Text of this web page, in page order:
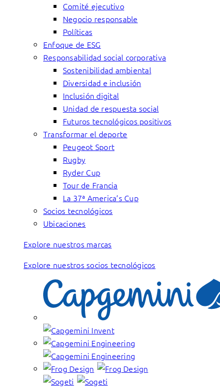
Comité ejecutivo
Negocio responsable
Políticas
Enfoque de ESG
Responsabilidad social corporativa
Sostenibilidad ambiental
Diversidad e inclusión
Inclusión digital
Unidad de respuesta social
Futuros tecnológicos positivos
Transformar el deporte
Peugeot Sport
Rugby
Ryder Cup
Tour de Francia
La 37ª America’s Cup
Socios tecnológicos
Ubicaciones
Explore nuestros marcas
Explore nuestros socios tecnológicos